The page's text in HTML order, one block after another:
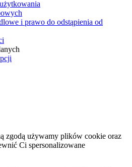
i prawo do odstąpienia od
zgodą używamy plików cookie oraz
Ci spersonalizowane